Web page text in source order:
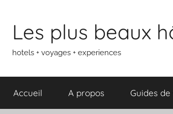
contenu
Les plus beaux
hotels + voyages + experiences
Accueil A propos Guides